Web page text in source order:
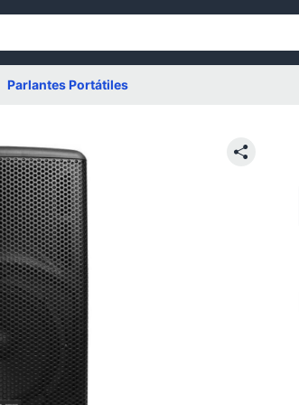
Parlantes Portátiles